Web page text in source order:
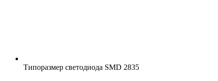
Типоразмер светодиода SMD 2835